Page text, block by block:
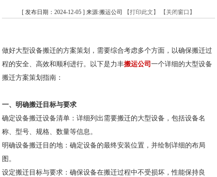
[ 发布日期：2024-12-05 ] 来源:搬运公司 【打印此文】 【关闭窗口】
做好大型设备搬迁的方案策划，需要综合考虑多个方面，以确保搬迁过
程的安全、高效和顺利进行。以下是力丰搬运公司一个详细的大型设备
搬迁方案策划指南：
一、明确搬迁目标与要求
确定设备搬迁设备清单：详细列出需要搬迁的大型设备，包括设备名
称、型号、规格、数量等信息。
明确设备搬迁目的地：确定设备的最终安装位置，并绘制详细的布局
图。
设定搬迁目标与要求：确保设备在搬迁过程中不受损坏，性能保持良